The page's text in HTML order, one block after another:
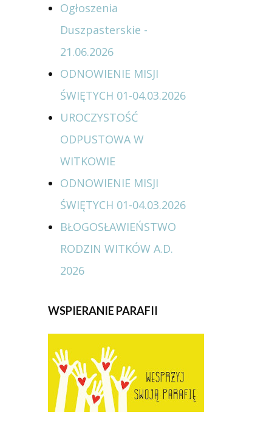
Ogłoszenia
Duszpasterskie -
21.06.2026
ODNOWIENIE MISJI
ŚWIĘTYCH 01-04.03.2026
UROCZYSTOŚĆ
ODPUSTOWA W
WITKOWIE
ODNOWIENIE MISJI
ŚWIĘTYCH 01-04.03.2026
BŁOGOSŁAWIEŃSTWO
RODZIN WITKÓW A.D.
2026
WSPIERANIE PARAFII